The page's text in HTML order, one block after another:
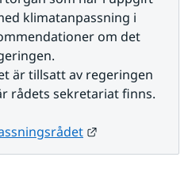
klimatanpassning i
om det
är tillsatt av regeringen
rådets sekretariat finns.